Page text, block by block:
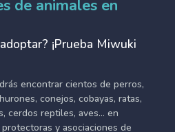
de animales en
¡Prueba Miwuki
encontrar cientos de perros,
conejos, cobayas, ratas,
cerdos reptiles, aves... en
y asociaciones de